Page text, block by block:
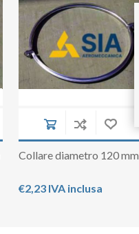
Collare diametro 120 mm
€2,23 IVA inclusa